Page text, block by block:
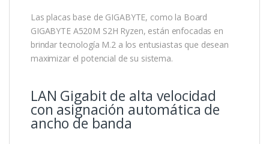
Las placas base de GIGABYTE, como la Board
GIGABYTE A520M S2H Ryzen, están enfocadas en
brindar tecnología M.2 a los entusiastas que desean
maximizar el potencial de su sistema.
LAN Gigabit de alta velocidad
con asignación automática de
ancho de banda